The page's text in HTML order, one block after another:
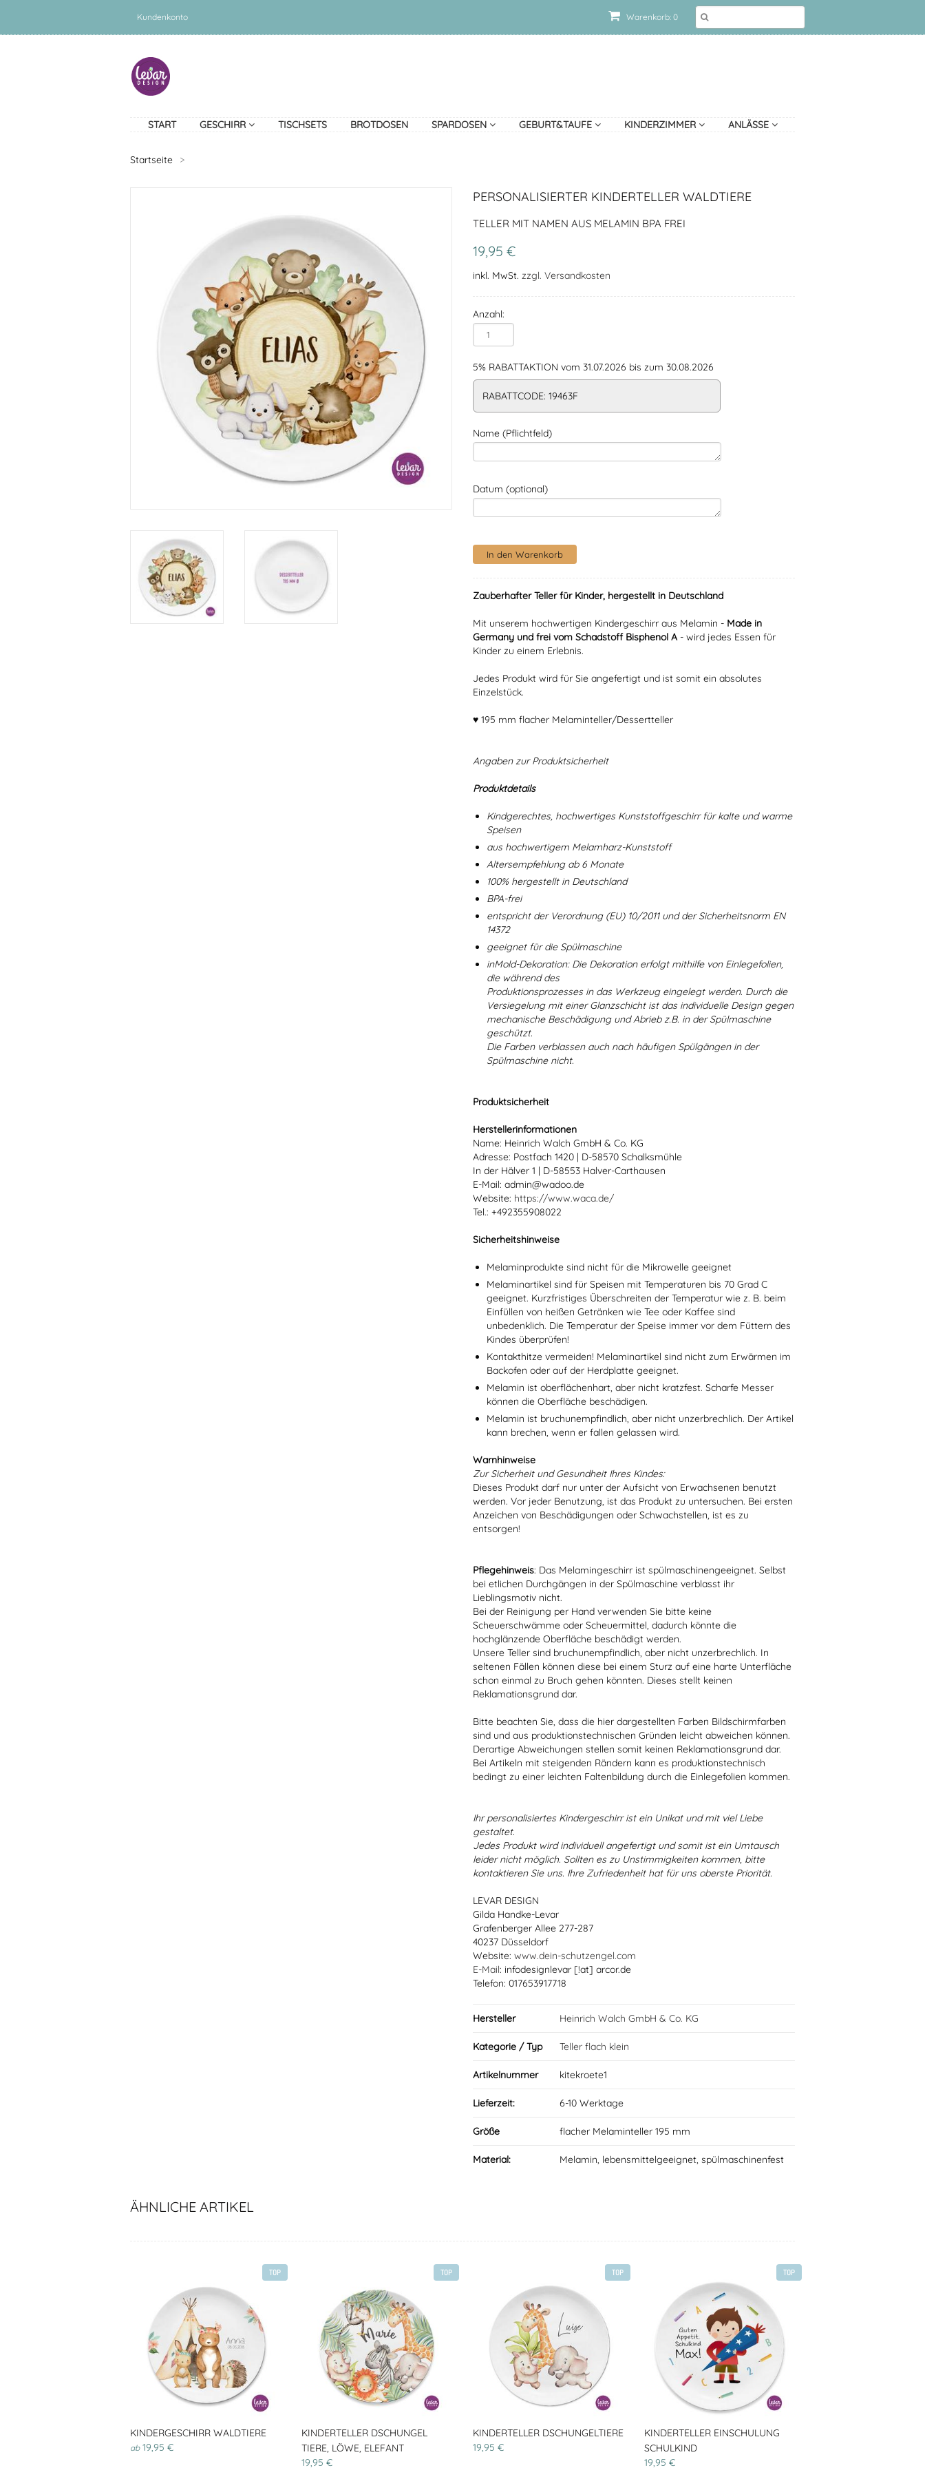
Warenkorb: 0
Kundenkonto
START GESCHIRR TISCHSETS BROTDOSEN SPARDOSEN GEBURT&TAUFE KINDERZIMMER ANLÄSSE
Startseite >
PERSONALISIERTER KINDERTELLER WALDTIERE
TELLER MIT NAMEN AUS MELAMIN BPA FREI
19,95 €
inkl. MwSt. zzgl. Versandkosten
Anzahl:
5% RABATTAKTION vom 31.07.2026 bis zum 30.08.2026
RABATTCODE: 19463F
Name (Pflichtfeld)
Datum (optional)
Zauberhafter Teller für Kinder, hergestellt in Deutschland
Mit unserem hochwertigen Kindergeschirr aus Melamin - Made in
Germany und frei vom Schadstoff Bisphenol A- wird jedes Essen für
Kinder zu einem Erlebnis.
Jedes Produkt wird für Sie angefertigt und ist somit ein absolutes
Einzelstück.
♥ 195 mm flacher Melaminteller/Dessertteller
Angaben zur Produktsicherheit
Produktdetails
Kindgerechtes, hochwertiges Kunststoffgeschirr für kalte und warme
Speisen
aus hochwertigem Melamharz-Kunststoff
Altersempfehlung ab 6 Monate
100% hergestellt in Deutschland
BPA-frei
entspricht der Verordnung (EU) 10/2011 und der Sicherheitsnorm EN
14372
geeignet für die Spülmaschine
inMold-Dekoration: Die Dekoration erfolgt mithilfe von Einlegefolien,
die während des
Produktionsprozesses in das Werkzeug eingelegt werden. Durch die
Versiegelung mit einer Glanzschicht ist das individuelle Design gegen
mechanische Beschädigung und Abrieb z.B. in der Spülmaschine
geschützt.
Die Farben verblassen auch nach häufigen Spülgängen in der
Spülmaschine nicht.
Produktsicherheit
Herstellerinformationen
Name: Heinrich Walch GmbH & Co. KG
Adresse: Postfach 1420 | D-58570 Schalksmühle
In der Hälver 1 | D-58553 Halver-Carthausen
E-Mail: admin@wadoo.de
Website: https://www.waca.de/
Tel.: +492355908022
Sicherheitshinweise
Melaminprodukte sind nicht für die Mikrowelle geeignet
Melaminartikel sind für Speisen mit Temperaturen bis 70 Grad C
geeignet. Kurzfristiges Überschreiten der Temperatur wie z. B. beim
Einfüllen von heißen Getränken wie Tee oder Kaffee sind
unbedenklich. Die Temperatur der Speise immer vor dem Füttern des
Kindes überprüfen!
Kontakthitze vermeiden! Melaminartikel sind nicht zum Erwärmen im
Backofen oder auf der Herdplatte geeignet.
Melamin ist oberflächenhart, aber nicht kratzfest. Scharfe Messer
können die Oberfläche beschädigen.
Melamin ist bruchunempfindlich, aber nicht unzerbrechlich. Der Artikel
kann brechen, wenn er fallen gelassen wird.
Warnhinweise
Zur Sicherheit und Gesundheit Ihres Kindes:
Dieses Produkt darf nur unter der Aufsicht von Erwachsenen benutzt
werden. Vor jeder Benutzung, ist das Produkt zu untersuchen. Bei ersten
Anzeichen von Beschädigungen oder Schwachstellen, ist es zu
entsorgen!
Pflegehinweis: Das Melamingeschirr ist spülmaschinengeeignet. Selbst
bei etlichen Durchgängen in der Spülmaschine verblasst ihr
Lieblingsmotiv nicht.
Bei der Reinigung per Hand verwenden Sie bitte keine
Scheuerschwämme oder Scheuermittel, dadurch könnte die
hochglänzende Oberfläche beschädigt werden.
Unsere Teller sind bruchunempfindlich, aber nicht unzerbrechlich. In
seltenen Fällen können diese bei einem Sturz auf eine harte Unterfläche
schon einmal zu Bruch gehen könnten. Dieses stellt keinen
Reklamationsgrund dar.
Bitte beachten Sie, dass die hier dargestellten Farben Bildschirmfarben
sind und aus produktionstechnischen Gründen leicht abweichen können.
Derartige Abweichungen stellen somit keinen Reklamationsgrund dar.
Bei Artikeln mit steigenden Rändern kann es produktionstechnisch
bedingt zu einer leichten Faltenbildung durch die Einlegefolien kommen.
Ihr personalisiertes Kindergeschirr ist ein Unikat und mit viel Liebe
gestaltet.
Jedes Produkt wird individuell angefertigt und somit ist ein Umtausch
leider nicht möglich. Sollten es zu Unstimmigkeiten kommen, bitte
kontaktieren Sie uns. Ihre Zufriedenheit hat für uns oberste Priorität.
LEVAR DESIGN
Gilda Handke-Levar
Grafenberger Allee 277-287
40237 Düsseldorf
Website: www.dein-schutzengel.com
E-Mail: infodesignlevar [!at] arcor.de
Telefon: 017653917718
Hersteller Heinrich Walch GmbH & Co. KG
Kategorie / Typ Teller flach klein
Artikelnummer kitekroete1
Lieferzeit: 6-10 Werktage
Größe flacher Melaminteller 195 mm
Material: Melamin, lebensmittelgeeignet, spülmaschinenfest
ÄHNLICHE ARTIKEL
TOP
KINDERGESCHIRR WALDTIERE
ab19,95 €
TOP
KINDERTELLER DSCHUNGEL
TIERE, LÖWE, ELEFANT
19,95 €
TOP
KINDERTELLER DSCHUNGELTIERE
19,95 €
TOP
KINDERTELLER EINSCHULUNG
SCHULKIND
19,95 €